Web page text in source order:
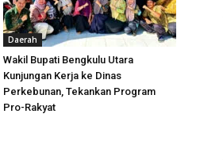
Daerah
Wakil Bupati Bengkulu Utara
Kunjungan Kerja ke Dinas
Perkebunan, Tekankan Program
Pro-Rakyat